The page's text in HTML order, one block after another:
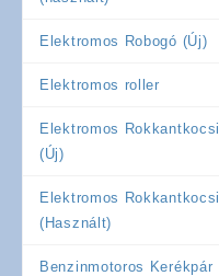
Elektromos Robogó (Új)
Elektromos roller
Elektromos Rokkantkocsi
(Új)
Elektromos Rokkantkocsi
(Használt)
Benzinmotoros Kerékpár